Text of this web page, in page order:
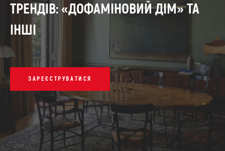
ТРЕНДІВ: «ДОФАМІНОВИЙ ДІМ» ТА
ІНШІ
ЗАРЕЄСТРУВАТИСЯ